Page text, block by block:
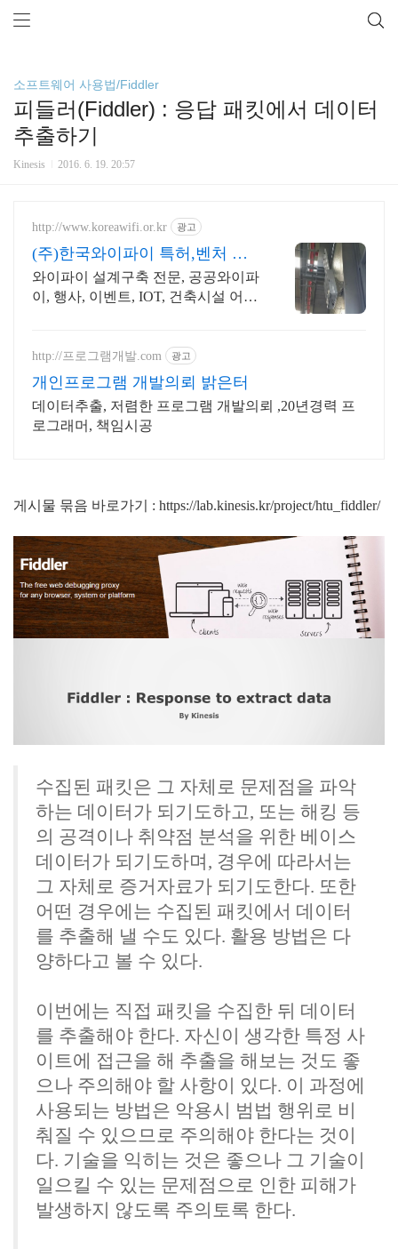
소프트웨어 사용법/Fiddler
피들러(Fiddler) : 응답 패킷에서 데이터
추출하기
Kinesis 2016. 6. 19. 20:57
http://www.koreawifi.or.kr 광고
(주)한국와이파이 특허,벤처 빠
른상담 가능
와이파이 설계구축 전문, 공공와이파
이, 행사, 이벤트, IOT, 건축시설 어디
기업
http://프로그램개발.com 광고
개인프로그램 개발의뢰 밝은터
데이터추출, 저렴한 프로그램 개발의뢰 ,20년경력 프
로그래머, 책임시공
게시물 묶음 바로가기 : https://lab.kinesis.kr/project/htu_fiddler/
수집된 패킷은 그 자체로 문제점을 파악
하는 데이터가 되기도하고, 또는 해킹 등
의 공격이나 취약점 분석을 위한 베이스
데이터가 되기도하며, 경우에 따라서는
그 자체로 증거자료가 되기도한다. 또한
어떤 경우에는 수집된 패킷에서 데이터
를 추출해 낼 수도 있다. 활용 방법은 다
양하다고 볼 수 있다.
이번에는 직접 패킷을 수집한 뒤 데이터
를 추출해야 한다. 자신이 생각한 특정 사
이트에 접근을 해 추출을 해보는 것도 좋
으나 주의해야 할 사항이 있다. 이 과정에
사용되는 방법은 악용시 범법 행위로 비
춰질 수 있으므로 주의해야 한다는 것이
다. 기술을 익히는 것은 좋으나 그 기술이
일으킬 수 있는 문제점으로 인한 피해가
발생하지 않도록 주의토록 한다.